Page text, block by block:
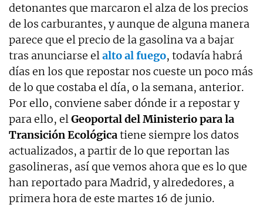
detonantes que marcaron el alza de los precios
de los carburantes, y aunque de alguna manera
parece que el precio de la gasolina va a bajar
tras anunciarse elalto al fuego, todavía habrá
días en los que repostar nos cueste un poco más
de lo que costaba el día, o la semana, anterior.
Por ello, conviene saber dónde ir a repostar y
para ello, elGeoportal del Ministerio para la
Transición Ecológicatiene siempre los datos
actualizados, a partir de lo que reportan las
gasolineras, así que vemos ahora que es lo que
han reportado para Madrid, y alrededores, a
primera hora de este martes 16 de junio.